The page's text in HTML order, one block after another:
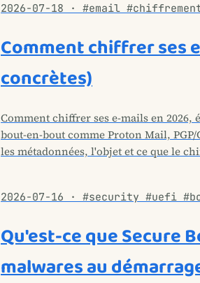
2026-07-18 · #email
Comment chiffrer ses
concrètes)
Comment chiffrer ses e-mails en
bout-en-bout comme Proton Mail,
les métadonnées, l'objet et ce que le
2026-07-16 · #security #uefi
Qu'est-ce que Secure
malwares au